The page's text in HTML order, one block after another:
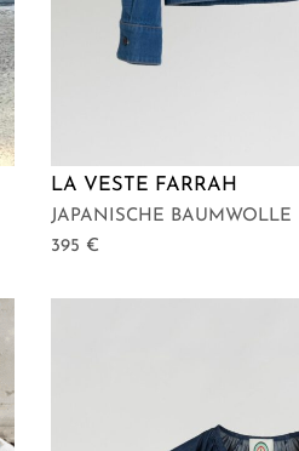
LA VESTE FARRAH
JAPANISCHE BAUMWOLLE
395 €